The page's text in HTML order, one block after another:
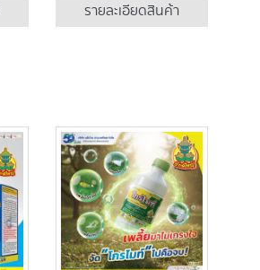
รายละเอียดสินค้า